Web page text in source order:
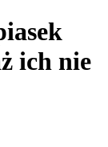
ich nie